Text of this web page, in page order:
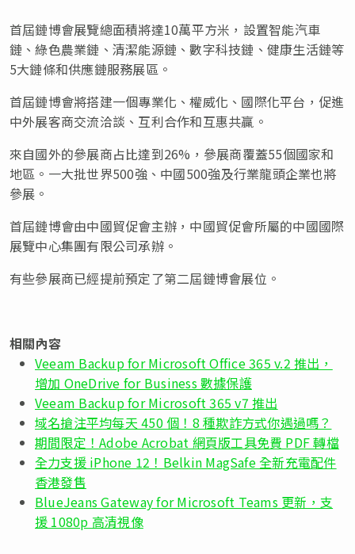
首屆鏈博會展覽總面積將達10萬平方米，設置智能汽車
鏈、綠色農業鏈、清潔能源鏈、數字科技鏈、健康生活鏈等
5大鏈條和供應鏈服務展區。
首屆鏈博會將搭建一個專業化、權威化、國際化平台，促進
中外展客商交流洽談、互利合作和互惠共贏。
來自國外的參展商占比達到26%，參展商覆蓋55個國家和
地區。一大批世界500強、中國500強及行業龍頭企業也將
參展。
首屆鏈博會由中國貿促會主辦，中國貿促會所屬的中國國際
展覽中心集團有限公司承辦。
有些參展商已經提前預定了第二屆鏈博會展位。
相關內容
Veeam Backup for Microsoft Office 365 v.2 推出，
增加 OneDrive for Business 數據保護
Veeam Backup for Microsoft 365 v7 推出
域名搶注平均每天 450 個！8 種欺詐方式你遇過嗎？
期間限定！Adobe Acrobat 網頁版工具免費 PDF 轉檔
全力支援 iPhone 12！Belkin MagSafe 全新充電配件
香港發售
BlueJeans Gateway for Microsoft Teams 更新，支
援 1080p 高清視像